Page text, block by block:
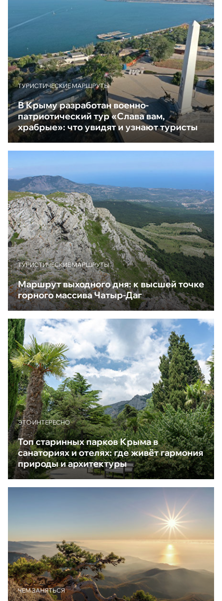
ТУРИСТИЧЕСКИЕ МАРШРУТЫ
В Крыму разработан военно-
патриотический тур «Слава вам,
храбрые»: что увидят и узнают туристы
ТУРИСТИЧЕСКИЕ МАРШРУТЫ
Маршрут выходного дня: к высшей точке
горного массива Чатыр-Даг
ЭТО ИНТЕРЕСНО
Топ старинных парков Крыма в
санаториях и отелях: где живёт гармония
природы и архитектуры
ЧЕМ ЗАНЯТЬСЯ